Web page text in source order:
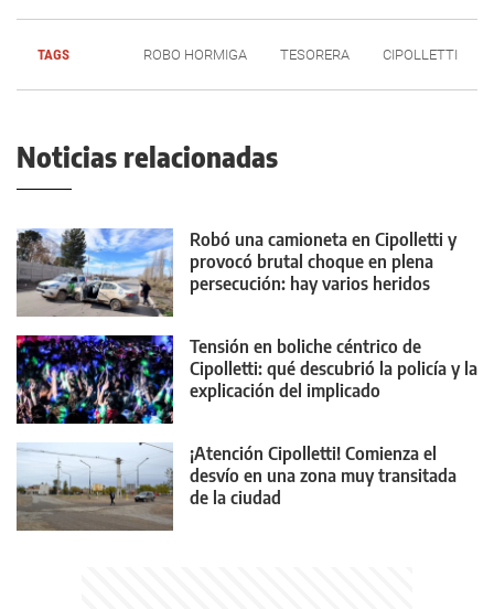
TAGS ROBO HORMIGA TESORERA CIPOLLETTI
Noticias relacionadas
Robó una camioneta en Cipolletti y
provocó brutal choque en plena
persecución: hay varios heridos
Tensión en boliche céntrico de
Cipolletti: qué descubrió la policía y la
explicación del implicado
¡Atención Cipolletti! Comienza el
desvío en una zona muy transitada
de la ciudad